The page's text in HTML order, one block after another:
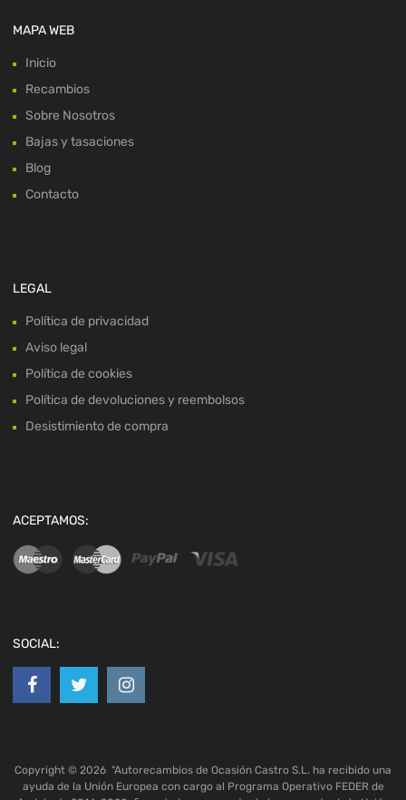
MAPA WEB
Inicio
Recambios
Sobre Nosotros
Bajas y tasaciones
Blog
Contacto
LEGAL
Política de privacidad
Aviso legal
Política de cookies
Política de devoluciones y reembolsos
Desistimiento de compra
ACEPTAMOS:
SOCIAL:
Copyright © 2026 "Autorecambios de Ocasión Castro S.L. ha recibido una
ayuda de la Unión Europea con cargo al Programa Operativo FEDER de